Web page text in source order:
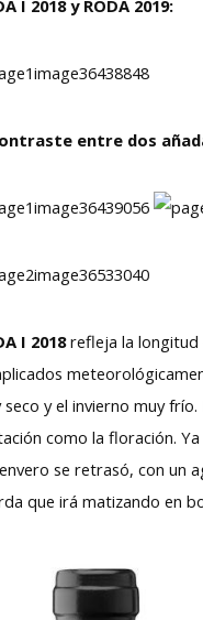
I 2018 y RODA 2019:
entre dos
I 2018refleja la longitud
seco y el invierno muy
como la floración.
se retrasó, con un
que irá matizando en